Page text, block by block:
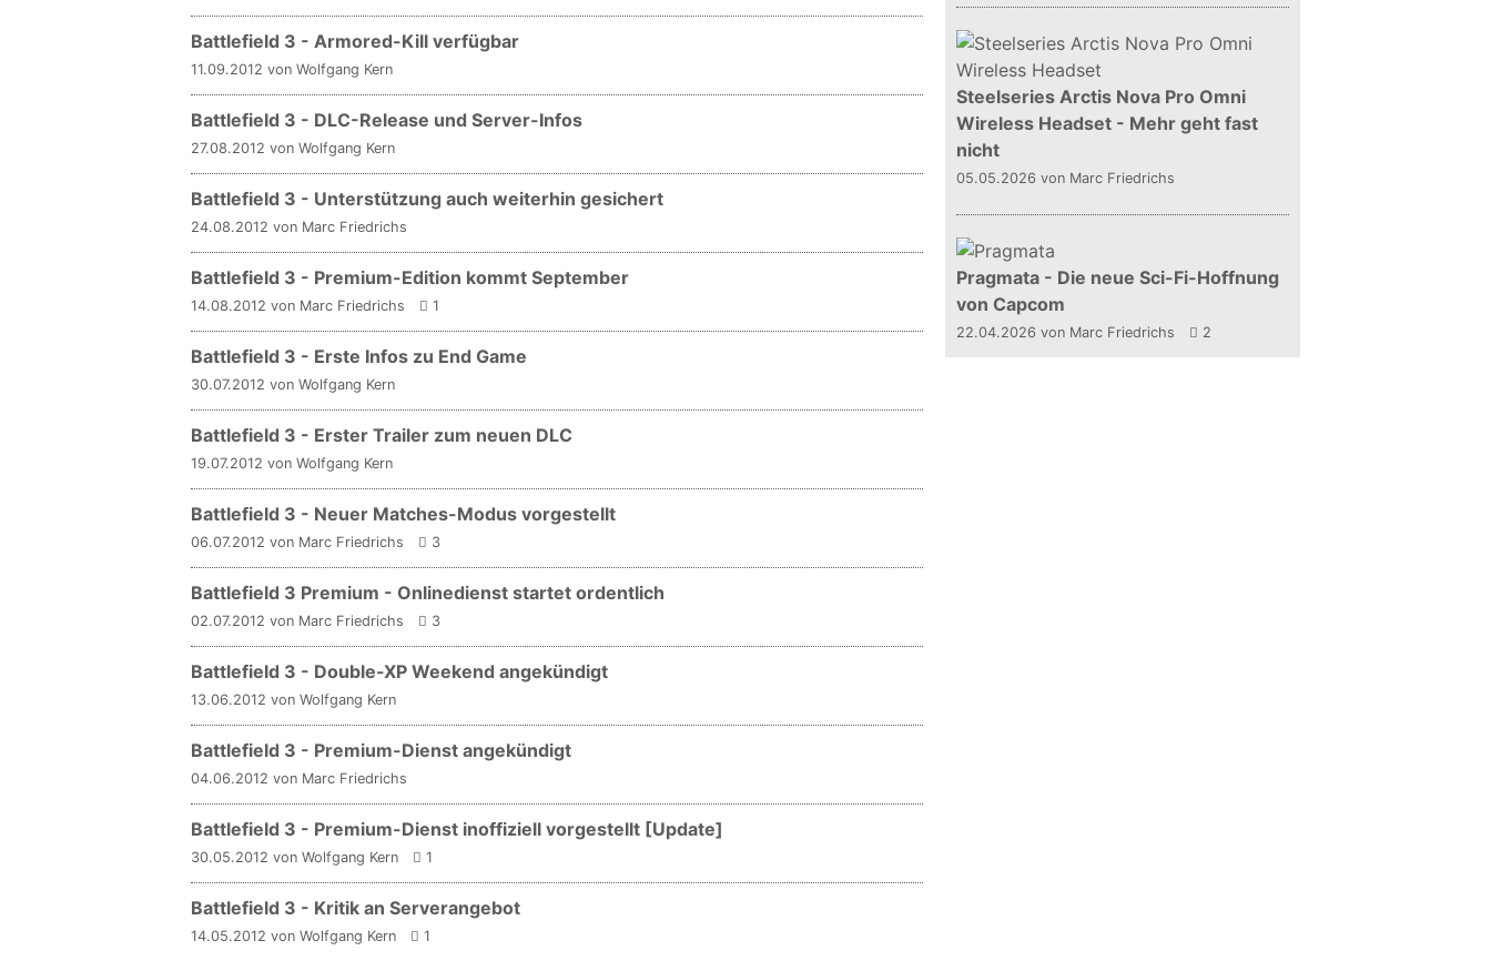
Battlefield 3 - Armored-Kill verfügbar
11.09.2012 von Wolfgang Kern
Battlefield 3 - DLC-Release und Server-Infos
27.08.2012 von Wolfgang Kern
Battlefield 3 - Unterstützung auch weiterhin gesichert
24.08.2012 von Marc Friedrichs
Battlefield 3 - Premium-Edition kommt September
14.08.2012 von Marc Friedrichs 1
Battlefield 3 - Erste Infos zu End Game
30.07.2012 von Wolfgang Kern
Battlefield 3 - Erster Trailer zum neuen DLC
19.07.2012 von Wolfgang Kern
Battlefield 3 - Neuer Matches-Modus vorgestellt
06.07.2012 von Marc Friedrichs 3
Battlefield 3 Premium - Onlinedienst startet ordentlich
02.07.2012 von Marc Friedrichs 3
Battlefield 3 - Double-XP Weekend angekündigt
13.06.2012 von Wolfgang Kern
Battlefield 3 - Premium-Dienst angekündigt
04.06.2012 von Marc Friedrichs
Battlefield 3 - Premium-Dienst inoffiziell vorgestellt [Update]
30.05.2012 von Wolfgang Kern 1
Battlefield 3 - Kritik an Serverangebot
14.05.2012 von Wolfgang Kern 1
Steelseries Arctis Nova Pro Omni
Wireless Headset - Mehr geht fast
nicht
05.05.2026 von Marc Friedrichs
Pragmata - Die neue Sci-Fi-Hoffnung
von Capcom
22.04.2026 von Marc Friedrichs 2